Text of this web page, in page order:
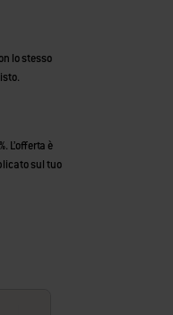
lo stesso
L’offerta è
sul tuo